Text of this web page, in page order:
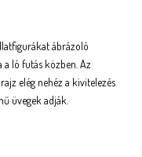
ábrázoló
a ló futás közben. Az
elég nehéz a kivitelezés
üvegek adják.